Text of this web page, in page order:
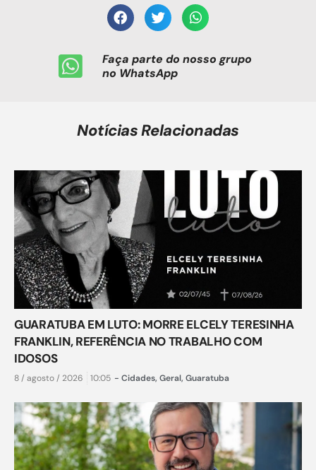
Faça parte do nosso grupo
no WhatsApp
Notícias Relacionadas
GUARATUBA EM LUTO: MORRE ELCELY TERESINHA
FRANKLIN, REFERÊNCIA NO TRABALHO COM
IDOSOS
8 / agosto / 2026 10:05 - Cidades, Geral, Guaratuba